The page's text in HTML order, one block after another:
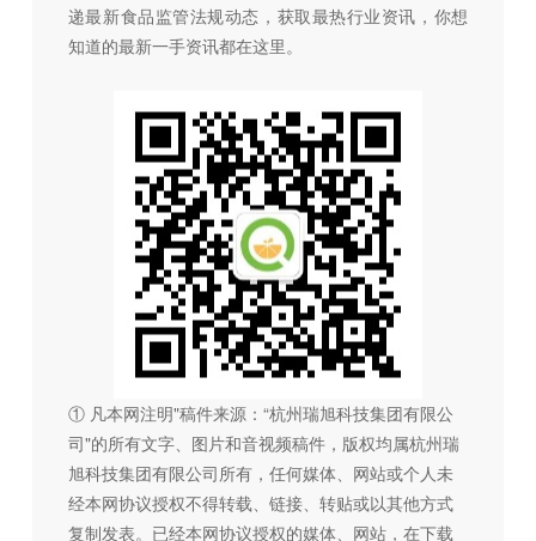
递最新食品监管法规动态，获取最热行业资讯， 你想
知道的最新一手资讯都在这里。
① 凡本网注明"稿件来源：“杭州瑞旭科技集团有限公
司"的所有文字、图片和音视频稿件，版权均属杭州瑞
旭科技集团有限公司所有，任何媒体、网站或个人未
经本网协议授权不得转载、链接、转贴或以其他方式
复制发表。已经本网协议授权的媒体、网站，在下载